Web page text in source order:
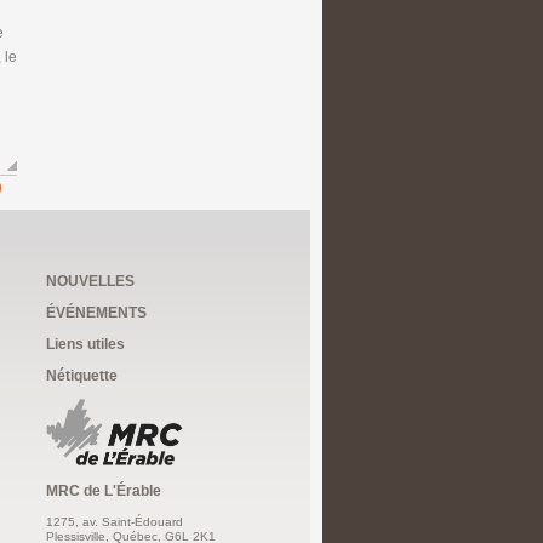
le
NOUVELLES
ÉVÉNEMENTS
Liens utiles
Nétiquette
MRC de L'Érable
1275, av. Saint-Édouard
Plessisville, Québec, G6L 2K1